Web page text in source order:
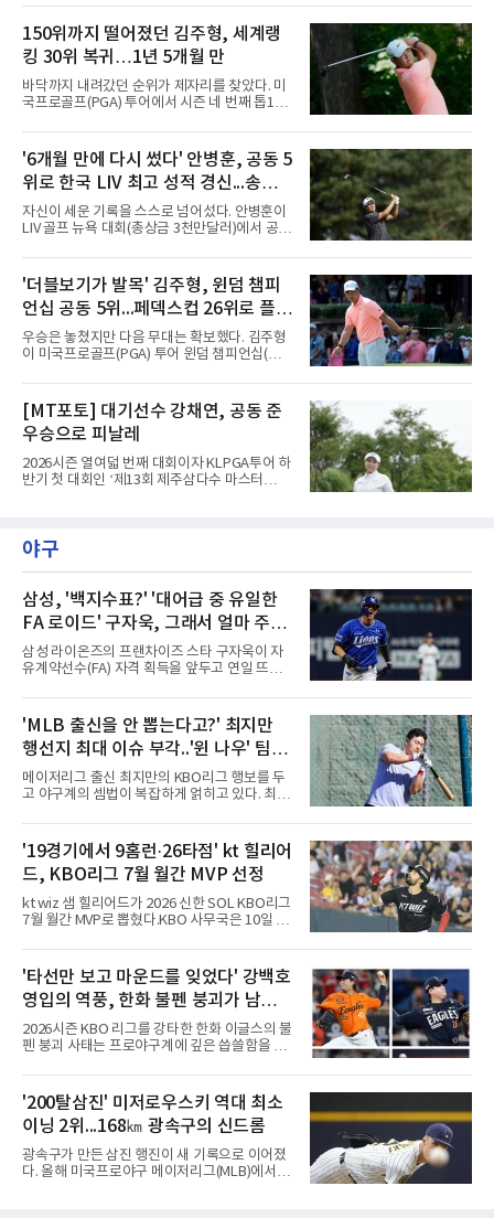
카 WGTOUR’ 6차 메이저대회 결선에서 1라운
드 9언더파, 2라운드 8언더파 최종합계 17언더
파를 기록하며 시즌 세 번째 우승을 따냈다.경기
는 투비전NX플러스 투어 모드에서 하루 동안 2
라운드 36홀 스트로크 플레이로 치러졌다. 코스
는 골프존 코스 난도 별 3개, 그린 난도 별 4개의
롯데스카이힐 부여CC (SKY/HILL)다.총 80명의
드 각축전을 치렀다.이진경은 1라운드 초반 주
춤했지만 후반 홀에서 맹타를 퍼부으며
150위까지 떨어졌던 김주형, 세계랭
킹 30위 복귀…1년 5개월 만
바닥까지 내려갔던 순위가 제자리를 찾았다. 미
국프로골프(PGA) 투어에서 시즌 네 번째 톱10
위에 복귀했다.김주형은 10일(한국시간) 발표된
남자 골프 세계랭킹에서 지난주보다 3계단 오른
30위에 이름을 올렸다. 이날 미국 노스캐롤라이
나주 그린즈버러의 세지필드 컨트리클럽(파70)
에서 끝난 윈덤 챔피언십에서 최종 합계 15언더
파 265타로 공동 5위에 오른 결과다. 지난해 3월
이후 처음으로 30위권에 들었다.반등의 폭이 컸
지 이후 150위까지 떨어진 바 있다. 그러나 6월
US오픈 3위로 부활의 신호
'6개월 만에 다시 썼다' 안병훈, 공동 5
위로 한국 LIV 최고 성적 경신...송영한
도 톱10
자신이 세운 기록을 스스로 넘어섰다. 안병훈이
LIV 골프 뉴욕 대회(총상금 3천만달러)에서 공동
병훈은 10일(한국시간) 미국 뉴저지주 베드민스
터의 트럼프 내셔널 골프 클럽 베드민스터(파
71)에서 열린 최종 4라운드에서 버디 5개와 보
기 3개를 묶어 2언더파 69타를 쳤다. 최종 합계
7언더파 277타로 5위, 우승자 호아킨 니만(칠레
·16언더파 268타)과는 9타 차였다.기록의 의미
가 크다. 올해 LIV 골프로 이적해 새로 만들어진
위를 뛰어넘는 최고 성적을 냈다. 당시 그는
2022년 출범한 LIV 골프에서
'더블보기가 발목' 김주형, 윈덤 챔피
언십 공동 5위...페덱스컵 26위로 플레
이오프행
우승은 놓쳤지만 다음 무대는 확보했다. 김주형
이 미국프로골프(PGA) 투어 윈덤 챔피언십(총
10일(한국시간) 미국 노스캐롤라이나주 그린즈
버러의 세지필드 컨트리클럽(파70)에서 열린 최
종 4라운드에서 버디 3개를 잡았으나 보기 1개
와 더블보기 1개가 나오며 이븐파 70타에 그쳤
다. 최종 합계 15언더파 265타로 해리 홀(잉글랜
드)과 공동 5위였다. 우승자 마이클 브레넌(미국
·22언더파 258타)과는 7타 차다.기회는 있었다.
에 1타 뒤진 3위로 시즌 2승을 노렸다. 그러나 마
지막 날 타수를 줄이지 못하며
[MT포토] 대기선수 강채연, 공동 준
우승으로 피날레
2026시즌 열여덟 번째 대회이자 KLPGA투어 하
반기 첫 대회인 ‘제13회 제주삼다수 마스터
드 경기가 펼쳐졌다.강채연이 18번 홀에서 경기
하고 있다.
야구
삼성, '백지수표?' '대어급 중 유일한
FA 로이드' 구자욱, 그래서 얼마 주면
되나...삼성, 역대급 베팅 준비하나
삼성 라이온즈의 프랜차이즈 스타 구자욱이 자
유계약선수(FA) 자격 획득을 앞두고 연일 뜨거
지난 2022년 초 구단과 5년 최대 120억 원이라
는 비FA 다년 계약에 합의하며 사자군단의 현재
이자 미래를 책임졌던 그는, 계약 마지막 해인
올해 그야말로 만개한 기량을 뽐내며 리그를 지
배하고 있다. 단순히 나이를 먹어 맞이하는 FA가
아니라, 매년 꾸준한 생산력과 클러치 능력을 증
명하며 가치를 폭등시키고 있다. 게다가, 그는
자연스럽고 당연하게 '그의 다음 몸값'으로 향하
고 있다. 역대급 외야수
'MLB 출신을 안 뽑는다고?' 최지만
행선지 최대 이슈 부각..'윈 나우' 팀들
눈독 전망 속 1라운드 픽 외면 시각도
메이저리그 출신 최지만의 KBO리그 행보를 두
고 야구계의 셈법이 복잡하게 얽히고 있다. 최근
해 실전 감각을 끌어올리며 국내 팬들과 구단 관
계자들의 이목을 집중시키고 있다. 메이저리그
통산 67홈런이라는 화려한 경력을 지닌 그가 과
연 다가오는 신인 드래프트에서 어떤 팀의 지명
을 받을지를 두고 야구계의 시선이 엇갈리고 있
는 형국이다.'윈 나우' 기조의 구단들 입장에서는
최지만의 가치가 매력적으로 다가올 수밖에 없
터뜨릴 수 있는 파괴력은 즉시 전력감 부재에 시
달리는 팀들에게 단비 같은
'19경기에서 9홈런·26타점' kt 힐리어
드, KBO리그 7월 월간 MVP 선정
kt wiz 샘 힐리어드가 2026 신한 SOL KBO리그
7월 월간 MVP로 뽑혔다.KBO 사무국은 10일 힐
투표 42만8천888표 중 7만702표(16.5%)를 얻
어 총점 39.67점을 기록했다고 발표했다. 팬 투
표에서 22만8천406표를 얻은 삼성 라이온즈 김
지찬(29.48점)을 제쳤다.올 시즌 KBO리그에 데
뷔한 힐리어드는 7월 19경기에서 9홈런, 26타
점, 장타율 0.743으로 세 부문 단독 1위에 올랐
고 타율 0.365, 출루율 0.413을 기록했다. 지난
며, 5월에 세운 월간 8홈런도 넘어섰다.kt 외국
인 타자의 월간 MVP 수상은 2020년 6월 멜
'타선만 보고 마운드를 잊었다' 강백호
영입의 역풍, 한화 불펜 붕괴가 남긴
뼈아픈 교훈...김범수, 한승혁, 김서
현, 정우주, 어디에?
2026시즌 KBO 리그를 강타한 한화 이글스의 불
펜 붕괴 사태는 프로야구계에 깊은 씁쓸함을 남
색하게 만들 만큼, 마운드의 핵심 기둥들이 무더
기로 흔들리거나 팀을 떠났다. 화려한 타선 보강
뒤에 가려져 있던 투수진의 민낯이 고스란히 드
러난 셈이다.이번 참사의 도화선은 헐거워진 마
운드 뎁스 그 자체였다. 지난 스토브리그에서 한
화는 최대 100억 원을 투자해 거물 타자 강백호
를 전격 영입하며 타선의 파괴력을 극대화했다.
'200탈삼진' 미저로우스키 역대 최소
이닝 2위...168㎞ 광속구의 신드롬
광속구가 만든 삼진 행진이 새 기록으로 이어졌
다. 올해 미국프로야구 메이저리그(MLB)에서 시